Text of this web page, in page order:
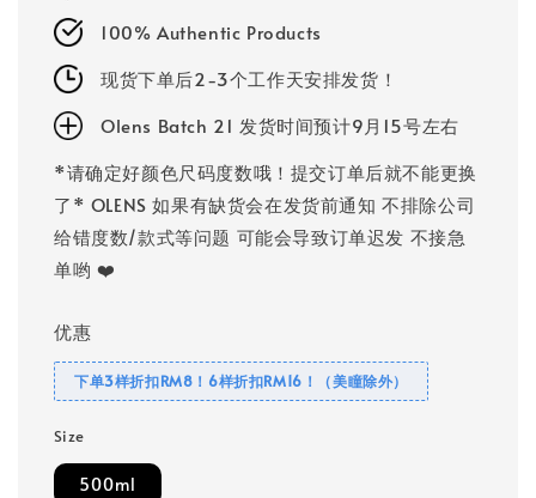
100% Authentic Products
现货下单后2-3个工作天安排发货！
Olens Batch 21 发货时间预计9月15号左右
*请确定好颜色尺码度数哦！提交订单后就不能更换
了* OLENS 如果有缺货会在发货前通知 不排除公司
给错度数/款式等问题 可能会导致订单迟发 不接急
单哟 ❤️
优惠
下单3样折扣RM8！6样折扣RM16！（美瞳除外）
Size
500ml